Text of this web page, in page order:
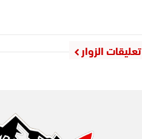
تعليقات الزوار